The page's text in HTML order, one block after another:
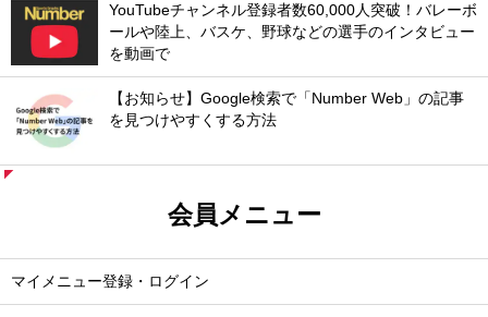
YouTubeチャンネル登録者数60,000人突破！バレーボ
ールや陸上、バスケ、野球などの選手のインタビュー
を動画で
【お知らせ】Google検索で「Number Web」の記事
を見つけやすくする方法
会員メニュー
マイメニュー登録・ログイン